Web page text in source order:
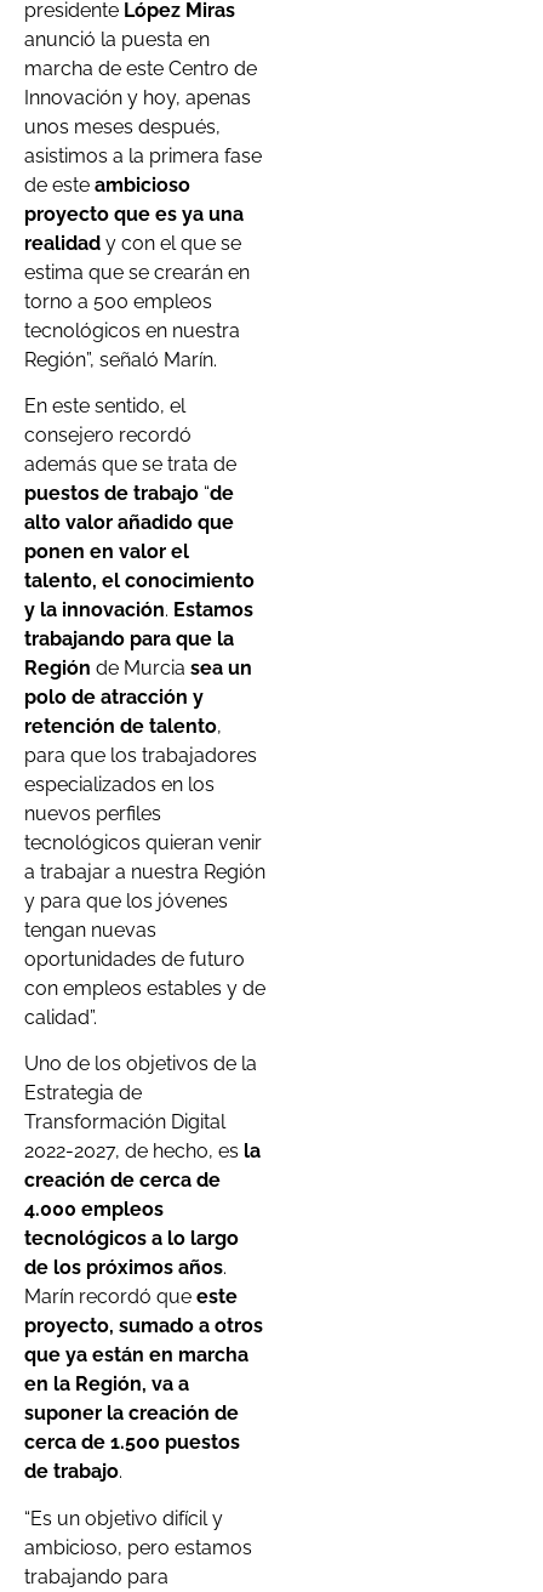
presidente López Miras
anunció la puesta en
marcha de este Centro de
Innovación y hoy, apenas
unos meses después,
asistimos a la primera fase
de este ambicioso
proyecto que es ya una
realidad y con el que se
estima que se crearán en
torno a 500 empleos
tecnológicos en nuestra
Región”, señaló Marín.
En este sentido, el
consejero recordó
además que se trata de
puestos de trabajo “de
alto valor añadido que
ponen en valor el
talento, el conocimiento
y la innovación. Estamos
trabajando para que la
Región de Murcia sea un
polo de atracción y
retención de talento,
para que los trabajadores
especializados en los
nuevos perfiles
tecnológicos quieran venir
a trabajar a nuestra Región
y para que los jóvenes
tengan nuevas
oportunidades de futuro
con empleos estables y de
calidad”.
Uno de los objetivos de la
Estrategia de
Transformación Digital
2022-2027, de hecho, es la
creación de cerca de
4.000 empleos
tecnológicos a lo largo
de los próximos años.
Marín recordó que este
proyecto, sumado a otros
que ya están en marcha
en la Región, va a
suponer la creación de
cerca de 1.500 puestos
de trabajo.
“Es un objetivo difícil y
ambicioso, pero estamos
trabajando para